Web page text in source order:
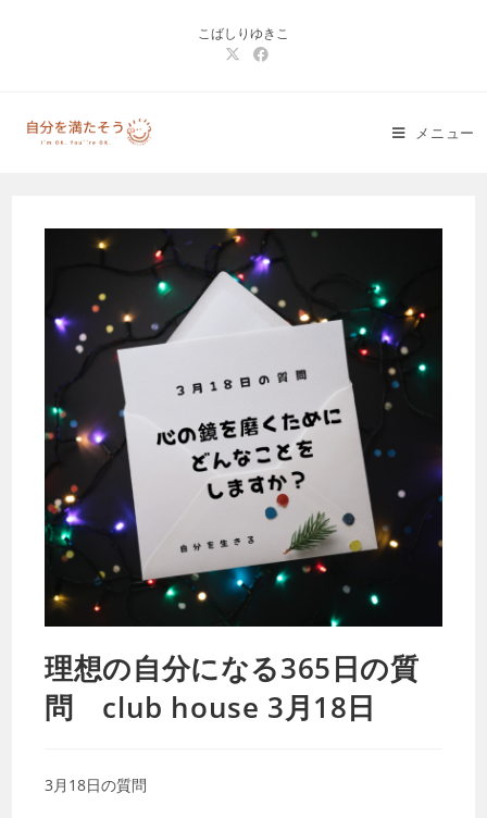
こばしりゆきこ
メニュー
理想の自分になる365日の質
問 club house 3月18日
3月18日の質問